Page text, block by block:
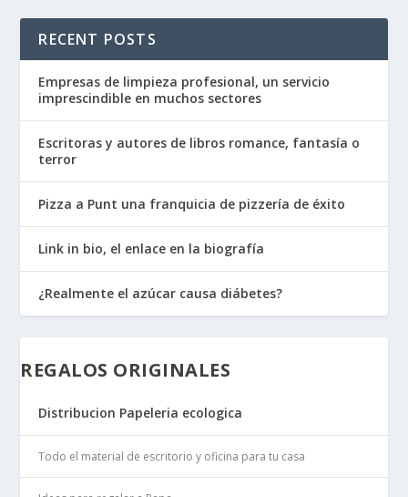
RECENT POSTS
Empresas de limpieza profesional, un servicio
imprescindible en muchos sectores
Escritoras y autores de libros romance, fantasía o
terror
Pizza a Punt una franquicia de pizzería de éxito
Link in bio, el enlace en la biografía
¿Realmente el azúcar causa diábetes?
REGALOS ORIGINALES
Distribucion Papeleria ecologica
Todo el material de escritorio y oficina para tu casa